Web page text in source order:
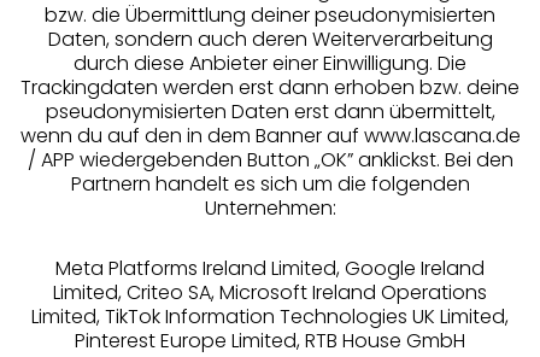
Beratung
Über uns
Rechtliches
Alle Preise inkl. MwSt., zzgl.
Versandkosten
bzw. die Übermittlung deiner pseudonymisierten
Daten, sondern auch deren Weiterverarbeitung
durch diese Anbieter einer Einwilligung. Die
Trackingdaten werden erst dann erhoben bzw. deine
pseudonymisierten Daten erst dann übermittelt,
wenn du auf den in dem Banner auf www.lascana.de
/ APP wiedergebenden Button „OK” anklickst. Bei den
Partnern handelt es sich um die folgenden
Unternehmen:
Meta Platforms Ireland Limited, Google Ireland
Limited, Criteo SA, Microsoft Ireland Operations
Limited, TikTok Information Technologies UK Limited,
Pinterest Europe Limited, RTB House GmbH